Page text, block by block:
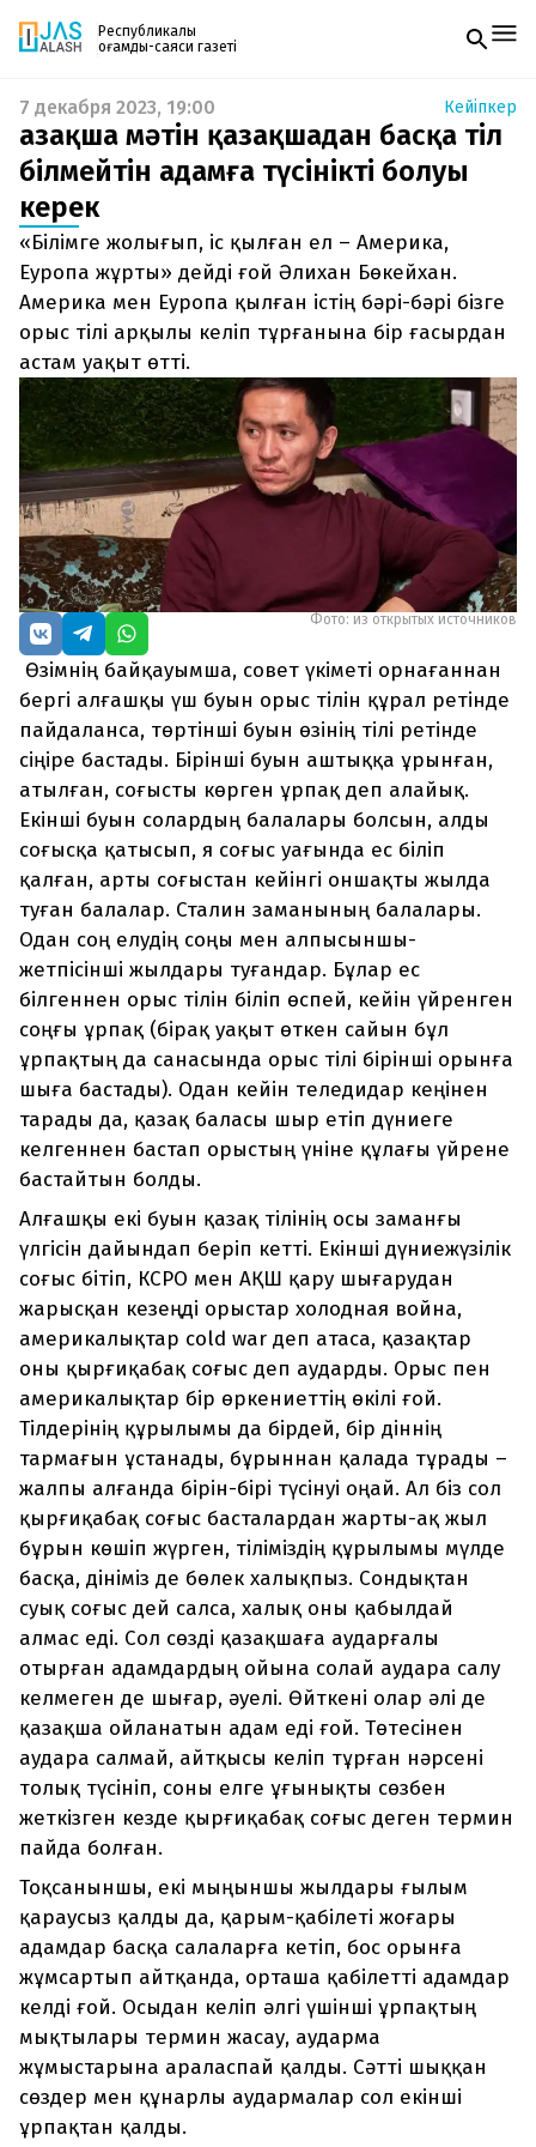
Республикалық
қоғамдық-саяси газеті
Жаңалықтар
Спорт
Live
Руханият
Аймақ
Архив
Заң және тәртіп
Редакциямен байланыс
+7 708 604 51 06
Жарнама бөлімі
+7 701 220 64 52
Пошта
zhasalash100@gmail.com
Газетке жазылу
PDF форматтағы газетті ай сайын электронды
поштаңызға алып отырыңыз. Жаңа нөмір
шыққан сәтте сізге бірден жіберіледі. Тек email
енгізіңіз, біз қалғанын өзіміз жібереміз.
7 декабря 2023, 19:00 Кейіпкер
Қазақша мәтін қазақшадан басқа тіл
білмейтін адамға түсінікті болуы
керек
«Білімге жолығып, іс қылған ел – Америка,
Еуропа жұрты» дейді ғой Әлихан Бөкейхан.
Америка мен Еуропа қылған істің бәрі-бәрі бізге
орыс тілі арқылы келіп тұрғанына бір ғасырдан
астам уақыт өтті.
Фото: из открытых источников
Өзімнің байқауымша, совет үкіметі орнағаннан
бергі алғашқы үш буын орыс тілін құрал ретінде
пайдаланса, төртінші буын өзінің тілі ретінде
сіңіре бастады. Бірінші буын аштыққа ұрынған,
атылған, соғысты көрген ұрпақ деп алайық.
Екінші буын солардың балалары болсын, алды
соғысқа қатысып, я соғыс уағында ес біліп
қалған, арты соғыстан кейінгі оншақты жылда
туған балалар. Сталин заманының балалары.
Одан соң елудің соңы мен алпысыншы-
жетпісінші жылдары туғандар. Бұлар ес
білгеннен орыс тілін біліп өспей, кейін үйренген
соңғы ұрпақ (бірақ уақыт өткен сайын бұл
ұрпақтың да санасында орыс тілі бірінші орынға
шыға бастады). Одан кейін теледидар кеңінен
тарады да, қазақ баласы шыр етіп дүниеге
келгеннен бастап орыстың үніне құлағы үйрене
бастайтын болды.
Алғашқы екі буын қазақ тілінің осы заманғы
үлгісін дайындап беріп кетті. Екінші дүниежүзілік
соғыс бітіп, КСРО мен АҚШ қару шығарудан
жарысқан кезеңді орыстар холодная война,
америкалықтар cold war деп атаса, қазақтар
оны қырғиқабақ соғыс деп аударды. Орыс пен
америкалықтар бір өркениеттің өкілі ғой.
Тілдерінің құрылымы да бірдей, бір діннің
тармағын ұстанады, бұрыннан қалада тұрады –
жалпы алғанда бірін-бірі түсінуі оңай. Ал біз сол
қырғиқабақ соғыс басталардан жарты-ақ жыл
бұрын көшіп жүрген, тіліміздің құрылымы мүлде
басқа, дініміз де бөлек халықпыз. Сондықтан
суық соғыс дей салса, халық оны қабылдай
алмас еді. Сол сөзді қазақшаға аударғалы
отырған адамдардың ойына солай аудара салу
келмеген де шығар, әуелі. Өйткені олар әлі де
қазақша ойланатын адам еді ғой. Төтесінен
аудара салмай, айтқысы келіп тұрған нәрсені
толық түсініп, соны елге ұғынықты сөзбен
жеткізген кезде қырғиқабақ соғыс деген термин
пайда болған.
Тоқсаныншы, екі мыңыншы жылдары ғылым
қараусыз қалды да, қарым-қабілеті жоғары
адамдар басқа салаларға кетіп, бос орынға
жұмсартып айтқанда, орташа қабілетті адамдар
келді ғой. Осыдан келіп әлгі үшінші ұрпақтың
мықтылары термин жасау, аударма
жұмыстарына араласпай қалды. Сәтті шыққан
сөздер мен құнарлы аудармалар сол екінші
ұрпақтан қалды.